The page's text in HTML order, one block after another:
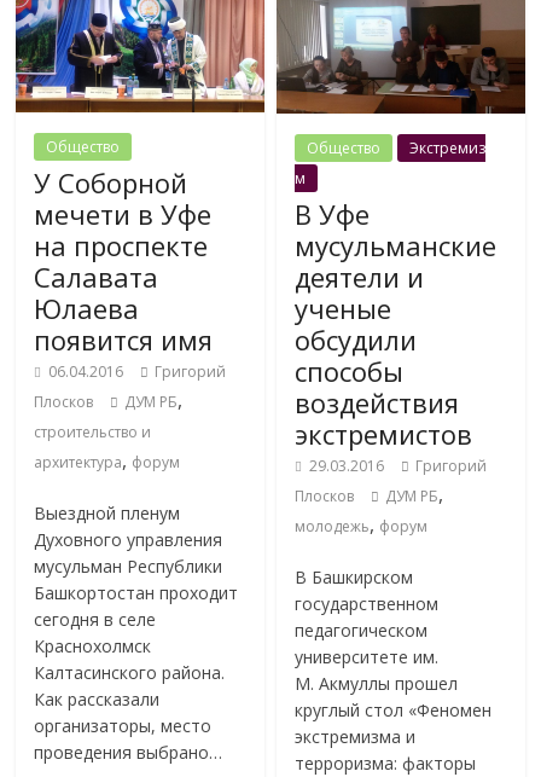
Общество
У Соборной
мечети в Уфе
на проспекте
Салавата
Юлаева
появится имя
06.04.2016
Григорий
Плосков
ДУМ РБ,
строительство и
архитектура, форум
Выездной пленум
Духовного управления
мусульман Республики
Башкортостан проходит
сегодня в селе
Краснохолмск
Калтасинского района.
Как рассказали
организаторы, место
проведения выбрано…
Общество
Экстремиз
м
В Уфе
мусульманские
деятели и
ученые
обсудили
способы
воздействия
экстремистов
29.03.2016
Григорий
Плосков
ДУМ РБ,
молодежь, форум
В Башкирском
государственном
педагогическом
университете им.
М. Акмуллы прошел
круглый стол «Феномен
экстремизма и
терроризма: факторы